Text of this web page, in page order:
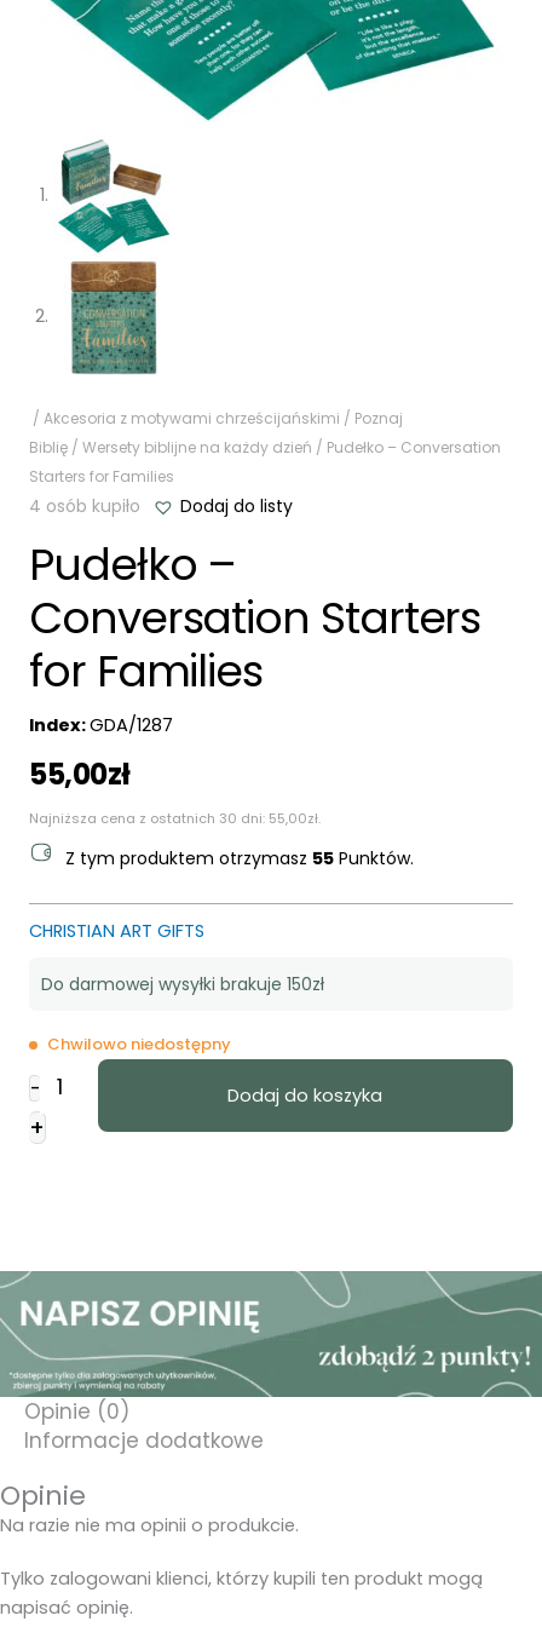
/ Akcesoria z motywami chrześcijańskimi / Poznaj
Biblię / Wersety biblijne na każdy dzień / Pudełko – Conversation
Starters for Families
4 osób kupiło Dodaj do listy
Pudełko –
Conversation Starters
for Families
Index:GDA/1287
55,00zł
Najniższa cena z ostatnich 30 dni: 55,00zł.
Z tym produktem otrzymasz 55 Punktów.
CHRISTIAN ART GIFTS
Do darmowej wysyłki brakuje 150zł
Chwilowo niedostępny
-
Pudełko
-
+
Dodaj do koszyka
Opinie (0)
Informacje dodatkowe
Opinie
Na razie nie ma opinii o produkcie.
Tylko zalogowani klienci, którzy kupili ten produkt mogą
napisać opinię.